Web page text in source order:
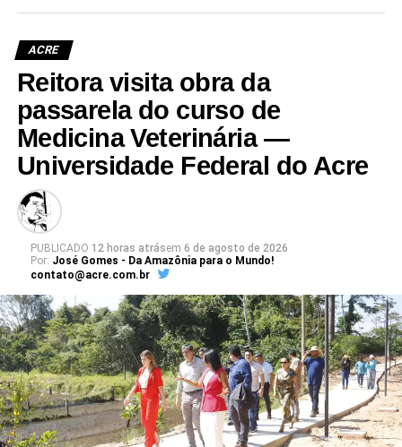
ACRE
Reitora visita obra da
passarela do curso de
Medicina Veterinária —
Universidade Federal do Acre
PUBLICADO 12 horas atrásem 6 de agosto de 2026
Por: José Gomes - Da Amazônia para o Mundo!
contato@acre.com.br